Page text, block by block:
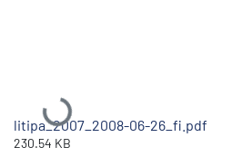
Ladataan...
litipa_2007_2008-06-26_fi.pdf
230.54 KB